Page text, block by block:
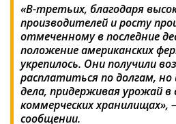
«В-третьих, благодаря
производителей и росту
отмеченному в последние
положение американских
укрепилось. Они получили
расплатиться по долгам, но
дела, придерживая урожай в
коммерческих хранилищах»,
сообщении.